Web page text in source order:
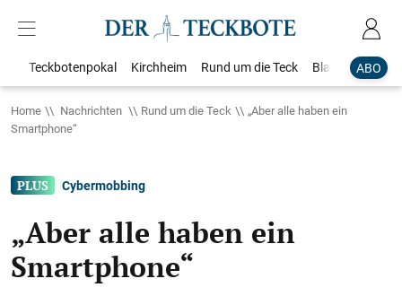
ABO
Teckbotenpokal Kirchheim Rund um die Teck Blaulicht
Home Nachrichten Rund um die Teck
„Aber alle haben ein
Smartphone“
Cybermobbing
„Aber alle haben ein
Smartphone“